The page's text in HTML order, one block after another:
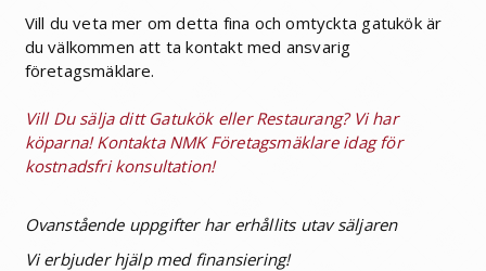
Vill du veta mer om detta fina och omtyckta gatukök är
du välkommen att ta kontakt med ansvarig
företagsmäklare.
Vill Du sälja ditt Gatukök eller Restaurang? Vi har
köparna! Kontakta NMK Företagsmäklare idag för
kostnadsfri konsultation!
Ovanstående uppgifter har erhållits utav säljaren
Vi erbjuder hjälp med finansiering!